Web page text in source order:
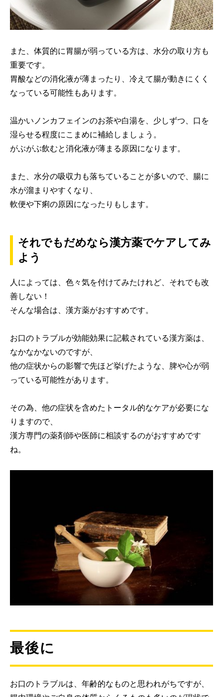
また、体質的に胃腸が弱っている方は、水分の取り方も
重要です。
胃酸などの消化液が薄まったり、冷えて腸が動きにくく
なっている可能性もあります。
温かいノンカフェインのお茶や白湯を、少しずつ、口を
湿らせる程度にこまめに補給しましょう。
がぶがぶ飲むと消化液が薄まる原因になります。
また、水分の吸収力も落ちていることが多いので、腸に
水が溜まりやすくなり、
軟便や下痢の原因になったりもします。
それでもだめなら漢方薬でケアしてみ
よう
人によっては、色々気を付けてみたけれど、それでも改
善しない！
そんな場合は、漢方薬がおすすめです。
お口のトラブルが効能効果に記載されている漢方薬は、
なかなかないのですが、
他の症状からの影響で先ほど挙げたような、脾や心が弱
っている可能性があります。
その為、他の症状を含めたトータル的なケアが必要にな
りますので、
漢方専門の薬剤師や医師に相談するのがおすすめです
ね。
最後に
お口のトラブルは、年齢的なものと思われがちですが、